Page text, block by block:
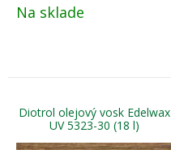
Na sklade
Diotrol olejový vosk Edelwax
UV 5323-30 (18 l)